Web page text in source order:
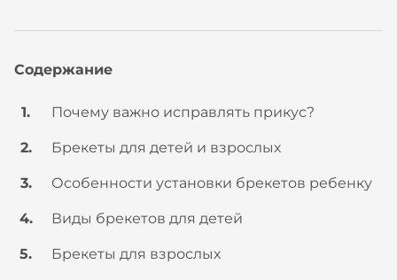
Содержание
Почему важно исправлять прикус?
Брекеты для детей и взрослых
Особенности установки брекетов ребенку
Виды брекетов для детей
Брекеты для взрослых